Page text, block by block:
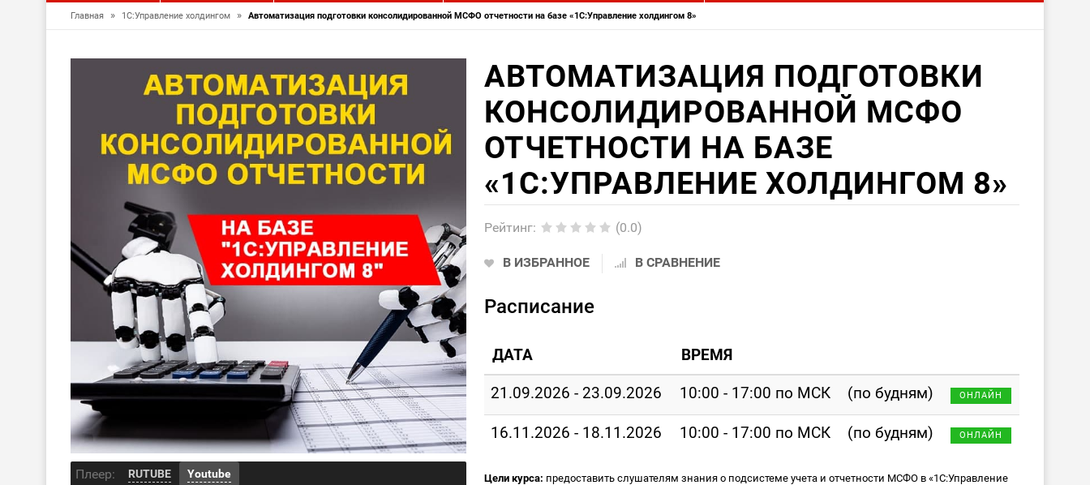
Главная » 1С:Управление холдингом » Автоматизация подготовки консолидированной МСФО отчетности на базе «1С:Управление холдингом 8»
Плеер: RUTUBE Youtube
АВТОМАТИЗАЦИЯ ПОДГОТОВКИ
КОНСОЛИДИРОВАННОЙ МСФО
ОТЧЕТНОСТИ НА БАЗЕ
«1С:УПРАВЛЕНИЕ ХОЛДИНГОМ 8»
Рейтинг: (0.0)
В ИЗБРАННОЕ В СРАВНЕНИЕ
Расписание
ДАТА ВРЕМЯ
21.09.2026 - 23.09.2026 10:00 - 17:00 по МСК (по будням) ОНЛАЙН
16.11.2026 - 18.11.2026 10:00 - 17:00 по МСК (по будням) ОНЛАЙН
Цели курса: предоставить слушателям знания о подсистеме учета и отчетности МСФО в «1С:Управление